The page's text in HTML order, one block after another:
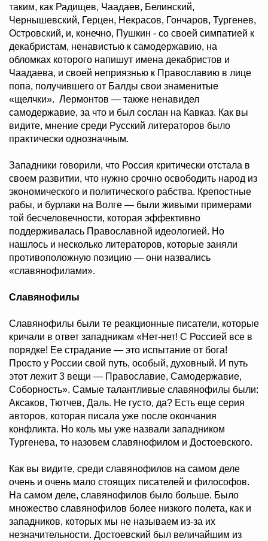
таким, как Радищев, Чаадаев, Белинский,
Чернышевский, Герцен, Некрасов, Гончаров, Тургенев,
Островский, и, конечно, Пушкин - со своей симпатией к
декабристам, ненавистью к самодержавию, на
обломках которого напишут имена декабристов и
Чаадаева, и своей неприязнью к Православию в лице
попа, получившего от Балды свои знаменитые
«щелчки». Лермонтов — также ненавидел
самодержавие, за что и был сослан на Кавказ. Как вы
видите, мнение среди Русский литераторов было
практически однозначным.
Западники говорили, что Россия критически отстала в
своем развитии, что нужно срочно освободить народ из
экономического и политического рабства. Крепостные
рабы, и бурлаки на Волге — были живыми примерами
той бесчеловечности, которая эффективно
поддерживалась Православной идеологией. Но
нашлось и несколько литераторов, которые заняли
противоположную позицию — они назвались
«славянофилами».
Славянофилы
Славянофилы были те реакционные писатели, которые
кричали в ответ западникам «Нет-нет! С Россией все в
порядке! Ее страдание — это испытание от бога!
Просто у России свой путь, особый, духовный. И путь
этот лежит 3 вещи — Православие, Самодержавие,
Соборность». Самые талантливые славянофилы были:
Аксаков, Тютчев, Даль. Не густо, да? Есть еще серия
авторов, которая писала уже после окончания
конфликта. Но коль мы уже назвали западником
Тургенева, то назовем славянофилом и Достоевского.
Как вы видите, среди славянофилов на самом деле
очень и очень мало стоящих писателей и философов.
На самом деле, славянофилов было больше. Было
множество славянофилов более низкого полета, как и
западников, которых мы не называем из-за их
незначительности. Достоевский был величайшим из